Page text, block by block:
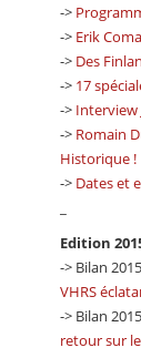
->
-> Erik
-> Des
-> 17
-> Interview
-> Romain
Historique !
-> Dates et
Edition
-> Bilan
VHRS
-> Bilan
retour sur